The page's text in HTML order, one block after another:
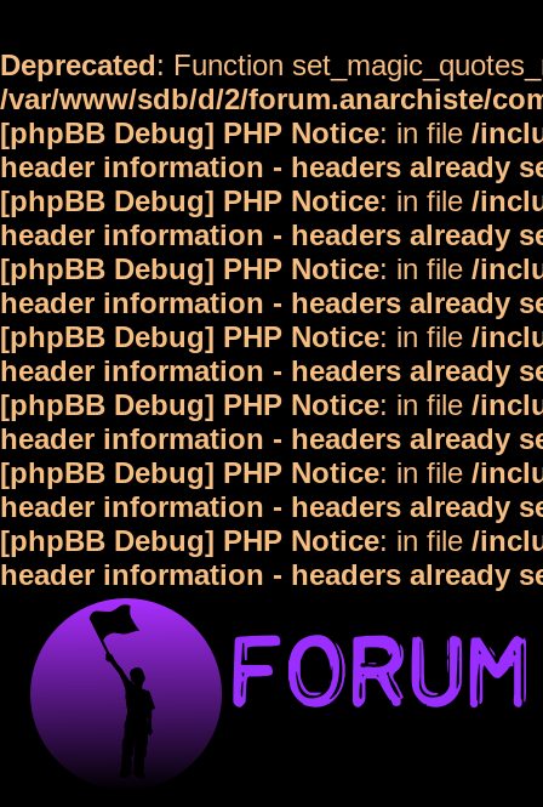
Deprecated: Function
/var/www/sdb/d/2/forum.anarchiste/
[phpBB Debug] PHP Notice: in file /
header information - headers already
[phpBB Debug] PHP Notice: in file /
header information - headers already
[phpBB Debug] PHP Notice: in file /
header information - headers already
[phpBB Debug] PHP Notice: in file /
header information - headers already
[phpBB Debug] PHP Notice: in file /
header information - headers already
[phpBB Debug] PHP Notice: in file /
header information - headers already
[phpBB Debug] PHP Notice: in file /
header information - headers already